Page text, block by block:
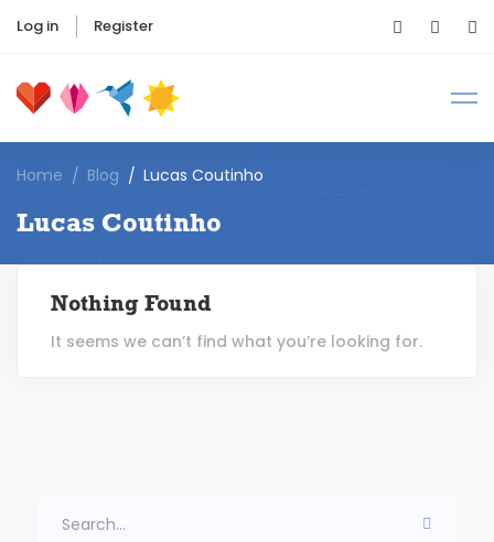
Log in Register
Home Blog Lucas Coutinho
Lucas Coutinho
Nothing Found
It seems we can’t find what you’re looking for.